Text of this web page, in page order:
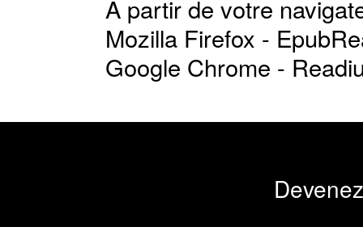
A partir de votre
Mozilla Firefox -
Google Chrome -